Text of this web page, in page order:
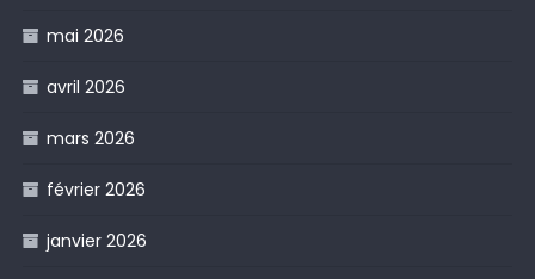
mai 2026
avril 2026
mars 2026
février 2026
janvier 2026